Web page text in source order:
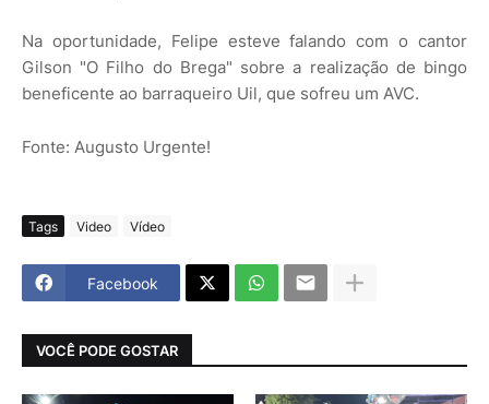
Na oportunidade, Felipe esteve falando com o cantor
Gilson "O Filho do Brega" sobre a realização de bingo
beneficente ao barraqueiro Uil, que sofreu um AVC.
Fonte: Augusto Urgente!
Tags Video Vídeo
Facebook
VOCÊ PODE GOSTAR